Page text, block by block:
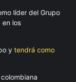
líder del Grupo
en los
y tendrá como